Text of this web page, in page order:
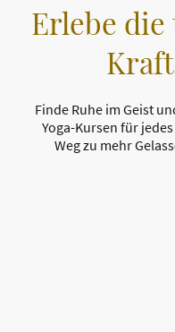
Erlebe
Finde Ruhe im Geist
Yoga-Kursen für
Weg zu mehr